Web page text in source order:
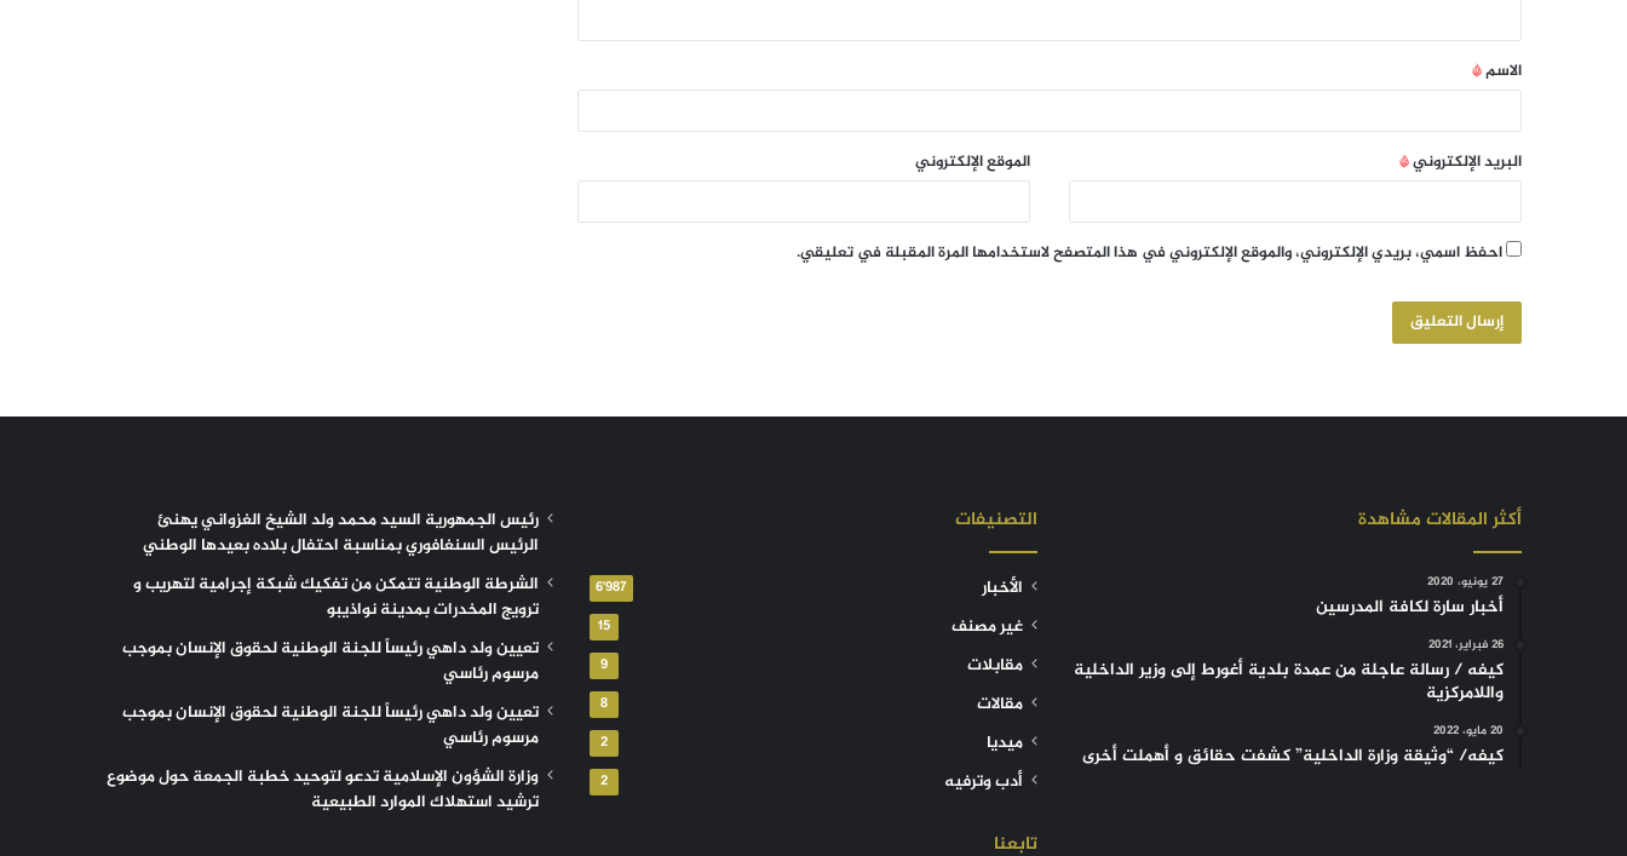
الاسم*
البريد الإلكتروني* الموقع الإلكتروني
احفظ اسمي، بريدي الإلكتروني، والموقع الإلكتروني في هذا المتصفح لاستخدامها المرة المقبلة في تعليقي.
أكثر المقالات مشاهدة
27 يونيو، 2020
أخبار سارة لكافة المدرسين
26 فبراير، 2021
كيفه / رسالة عاجلة من عمدة بلدية أغورط إلى وزير الداخلية
واللامركزية
20 مايو، 2022
كيفه/ “وثيقة وزارة الداخلية” كشفت حقائق و أهملت أخرى
التصنيفات
الأخبار 6٬987
غير مصنف 15
مقابلات 9
مقالات 8
ميديا 2
أدب وترفيه 2
تابعنا
رئيس الجمهورية السيد محمد ولد الشيخ الغزواني يهنئ
الرئيس السنغافوري بمناسبة احتفال بلاده بعيدها الوطني
الشرطة الوطنية تتمكن من تفكيك شبكة إجرامية لتهريب و
ترويج المخدرات بمدينة نواذيبو
تعيين ولد داهي رئيساً للجنة الوطنية لحقوق الإنسان بموجب
مرسوم رئاسي
تعيين ولد داهي رئيساً للجنة الوطنية لحقوق الإنسان بموجب
مرسوم رئاسي
وزارة الشؤون الإسلامية تدعو لتوحيد خطبة الجمعة حول موضوع
ترشيد استهلاك الموارد الطبيعية